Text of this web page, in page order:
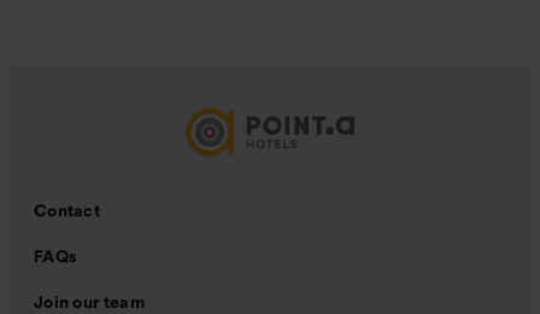
Contact
FAQs
Join our team